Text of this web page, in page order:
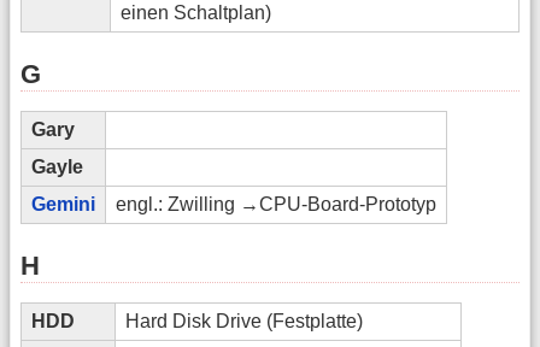
einen Schaltplan)
G
Gary
Gayle
Gemini
engl.: Zwilling →CPU-Board-Prototyp
H
HDD
Hard Disk Drive (Festplatte)